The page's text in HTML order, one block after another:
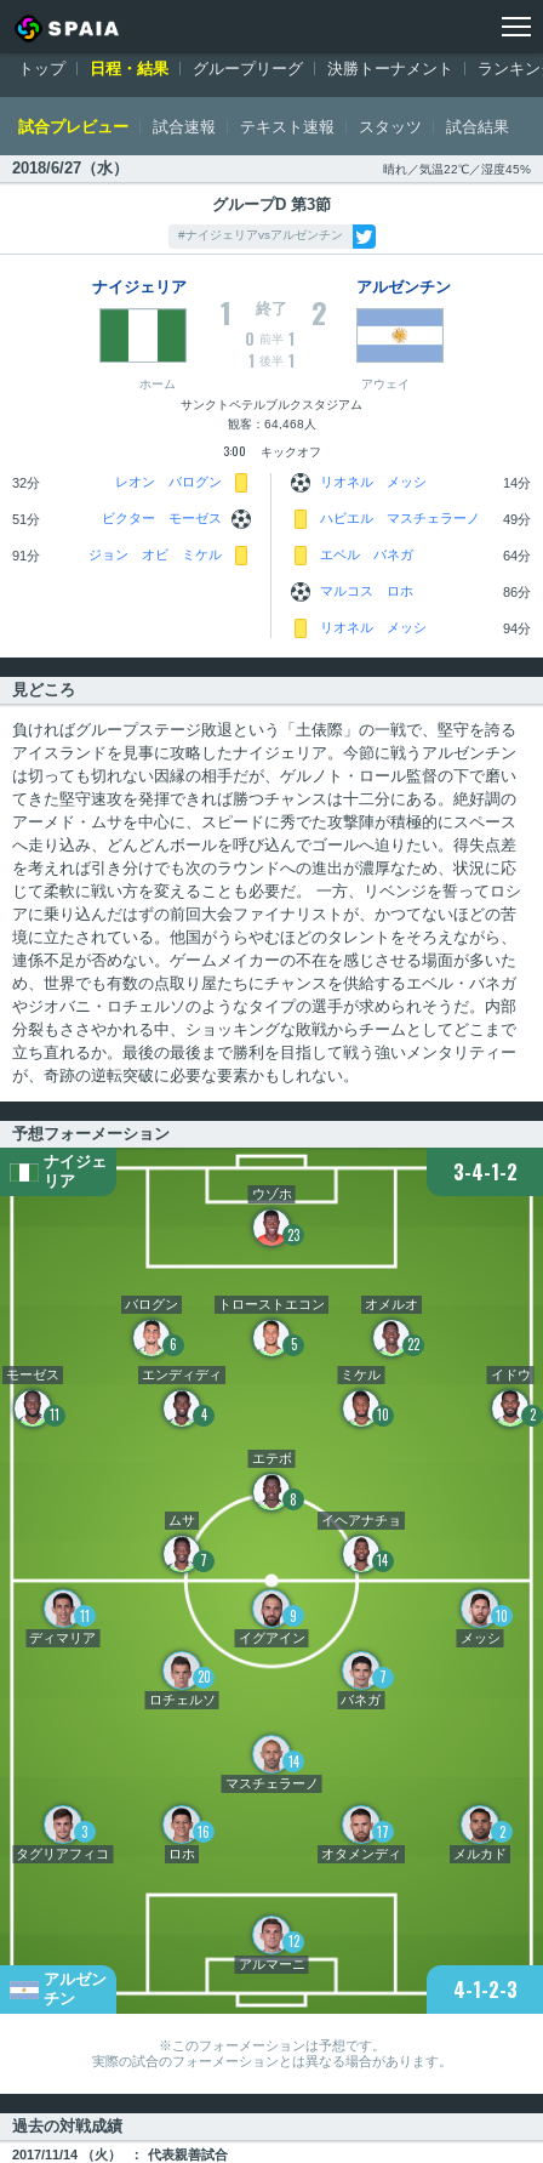
トップ ワールドカップ ロシア大会 ナイジェリア対ア
トップ 日程・結果 グループリーグ 決勝トーナメント ランキ
試合プレビュー 試合速報 テキスト速報 スタッツ 試合結果
2018/6/27（水） 晴れ／気温22℃／湿度45%
グループD 第3節
#ナイジェリアvsアルゼンチン
ナイジェリア
ホーム
終了
1 2
0 前半 1
1 後半 1
サンクトペテルブルクスタジアム
観客：64,468人
アルゼンチン
アウェイ
3:00 キックオフ
32分 レオン バログン
51分 ビクター モーゼス
91分 ジョン オビ ミケル
14分
リオネル メッシ
49分
ハビエル マスチェラーノ
64分
エベル バネガ
86分
マルコス ロホ
94分
リオネル メッシ
見どころ
負ければグループステージ敗退という「土俵際」の一戦で、堅守を誇る
アイスランドを見事に攻略したナイジェリア。今節に戦うアルゼンチン
は切っても切れない因縁の相手だが、ゲルノト・ロール監督の下で磨い
てきた堅守速攻を発揮できれば勝つチャンスは十二分にある。絶好調の
アーメド・ムサを中心に、スピードに秀でた攻撃陣が積極的にスペース
へ走り込み、どんどんボールを呼び込んでゴールへ迫りたい。得失点差
を考えれば引き分けでも次のラウンドへの進出が濃厚なため、状況に応
じて柔軟に戦い方を変えることも必要だ。 一方、リベンジを誓ってロシ
アに乗り込んだはずの前回大会ファイナリストが、かつてないほどの苦
境に立たされている。他国がうらやむほどのタレントをそろえながら、
連係不足が否めない。ゲームメイカーの不在を感じさせる場面が多いた
め、世界でも有数の点取り屋たちにチャンスを供給するエベル・バネガ
やジオバニ・ロチェルソのようなタイプの選手が求められそうだ。内部
分裂もささやかれる中、ショッキングな敗戦からチームとしてどこまで
立ち直れるか。最後の最後まで勝利を目指して戦う強いメンタリティー
が、奇跡の逆転突破に必要な要素かもしれない。
予想フォーメーション
ナイジェ
リア
3-4-1-2
アルゼン
チン
4-1-2-3
23
ウゾホ
6
バログン
5
トローストエコン
22
オメルオ
11
モーゼス
4
エンディディ
10
ミケル
2
イドウ
8
エテボ
7
ムサ
14
イヘアナチョ
12
アルマーニ
2
メルカド
17
オタメンディ
16
ロホ
3
タグリアフィコ
14
マスチェラーノ
7
バネガ
20
ロチェルソ
10
メッシ
9
イグアイン
11
ディマリア
※このフォーメーションは予想です。
実際の試合のフォーメーションとは異なる場合があります。
過去の対戦成績
2017/11/14 （火） 代表親善試合